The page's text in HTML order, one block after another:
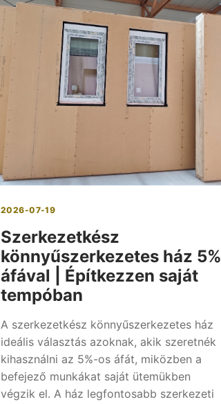
2026-07-19
Szerkezetkész
könnyűszerkezetes ház 5%
áfával | Építkezzen saját
tempóban
A szerkezetkész könnyűszerkezetes ház
ideális választás azoknak, akik szeretnék
kihasználni az 5%-os áfát, miközben a
befejező munkákat saját ütemükben
végzik el. A ház legfontosabb szerkezeti